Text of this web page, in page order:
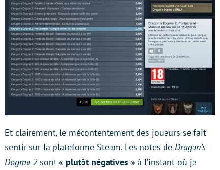
Et clairement, le mécontentement des joueurs se fait
sentir sur la plateforme Steam. Les notes de Dragon’s
Dogma 2sont « plutôt négatives » à l’instant où je